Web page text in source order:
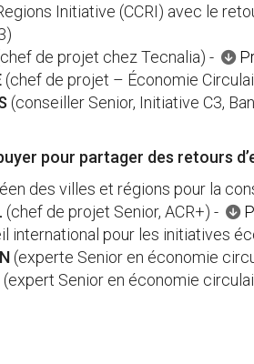
Initiative (CCRI) avec le
de projet chez Tecnalia) -
(chef de projet – Économie
(conseiller Senior, Initiative C3,
pour partager des retours
des villes et régions pour la
(chef de projet Senior, ACR+) -
international pour les initiatives
(experte Senior en économie
(expert Senior en économie